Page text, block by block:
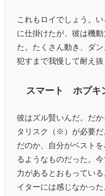
これもロイでしょう。
に仕掛けたが、彼は機
た。たくさん動き、ダ
犯すまで我慢して耐え抜
スマート ホプキ
彼はズル賢いんだ。だ
タリスク（※）が必要
だのか、自分がベスト
るようなものだった。
力があるとおもってい
イターには感じなかっ